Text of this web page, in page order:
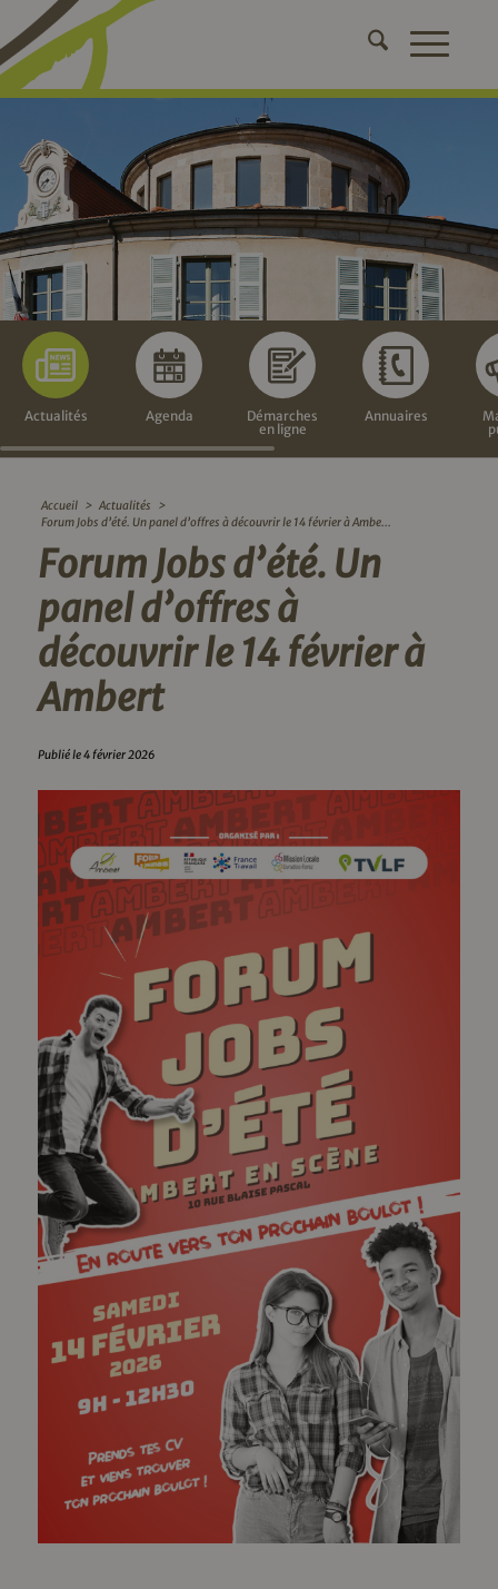
Actualités Agenda
Démarches
en ligne
Annuaires
Accueil > Actualités
>
Forum Jobs d’été. Un panel d’offres à découvrir le 14 février à Ambe...
Forum Jobs d’été. Un
panel d’offres à
découvrir le 14 février à
Ambert
Publié le 4 février 2026